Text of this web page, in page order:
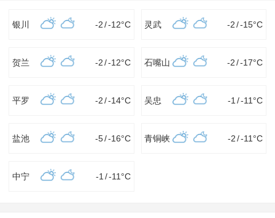
银川 -2/-12°C 灵武 -2 /-15°C
贺兰 -2/-12°C 石嘴山 -2 /-17°C
平罗 -2/-14°C 吴忠 -1 /-11 °C
盐池 -5/-16°C 青铜峡 -2 /-11 °C
中宁 -1 /-11 °C